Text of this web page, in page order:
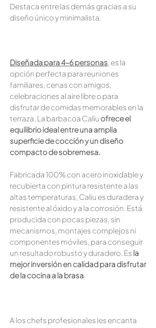
Destaca entre las demás gracias a su
diseño único y minimalista.
Diseñada para 4–6 personas, es la
opción perfecta para reuniones
familiares, cenas con amigos,
celebraciones al aire libre o para
disfrutar de comidas memorables en la
terraza. La barbacoa Caliu ofrece el
equilibrio ideal entre una amplia
superficie de cocción y un diseño
compacto de sobremesa.
Fabricada 100% con acero inoxidable y
recubierta con pintura resistente a las
altas temperaturas, Caliu es duradera y
resistente al óxido y a la corrosión. Está
producida con pocas piezas, sin
mecanismos, montajes complejos ni
componentes móviles, para conseguir
un resultado robusto y duradero. Es la
mejor inversión en calidad para disfrutar
de la cocina a la brasa.
A los chefs profesionales les encanta